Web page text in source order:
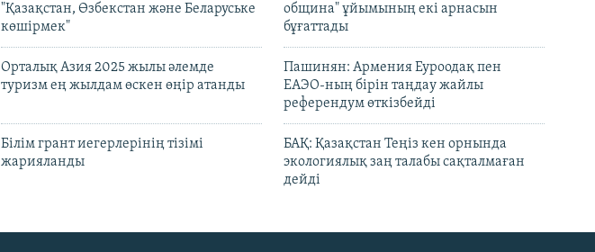
"Қазақстан, Өзбекстан және Беларуське
көшірмек"
община" ұйымының екі арнасын
бұғаттады
Орталық Азия 2025 жылы әлемде
туризм ең жылдам өскен өңір атанды
Пашинян: Армения Еуроодақ пен
ЕАЭО-ның бірін таңдау жайлы
референдум өткізбейді
Білім грант иегерлерінің тізімі
жарияланды
БАҚ: Қазақстан Теңіз кен орнында
экологиялық заң талабы сақталмаған
дейді